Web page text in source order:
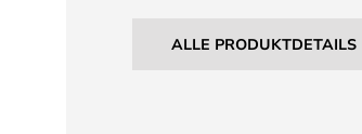
ALLE PRODUKTDETAILS